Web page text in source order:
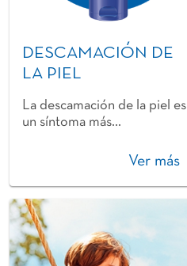
DESCAMACIÓN DE
LA PIEL
La descamación de la piel es
un síntoma más...
Ver más